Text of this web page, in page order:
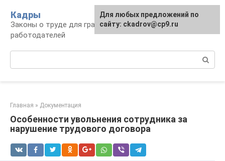
контенту
Кадры
Законы о труде для граждан и
работодателей
Главная » Документация
Особенности увольнения сотрудника за
нарушение трудового договора
Для любых предложений по
сайту: ckadrov@cp9.ru